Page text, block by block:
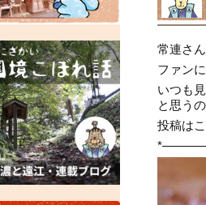
常連さ
ファン
いつも
と思う
投稿は